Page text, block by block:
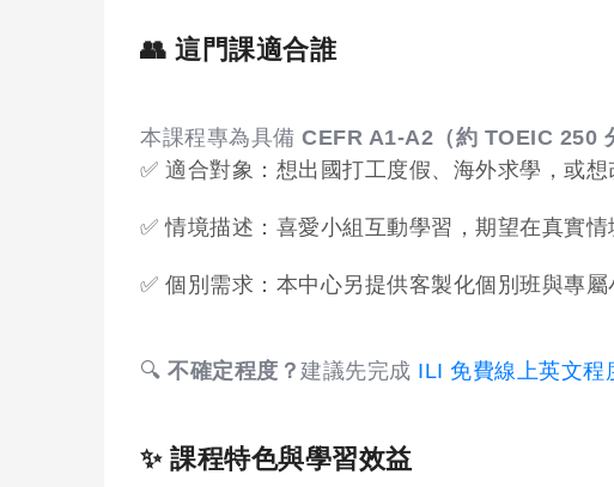
👥 這門課適合誰
本課程專為具備 CEFR A1-A2（約 TOEIC 250
✅ 適合對象：想出國打工度假、海外求學，或想
✅ 情境描述：喜愛小組互動學習，期望在真實情
✅ 個別需求：本中心另提供客製化個別班與專屬
🔍 不確定程度？ 建議先完成 ILI 免費線上英文程
✨ 課程特色與學習效益